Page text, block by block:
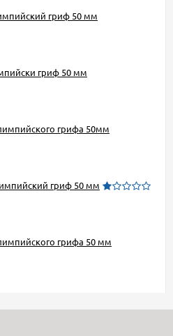
гриф 50 мм
гриф 50 мм
грифа 50мм
гриф 50 мм
грифа 50 мм